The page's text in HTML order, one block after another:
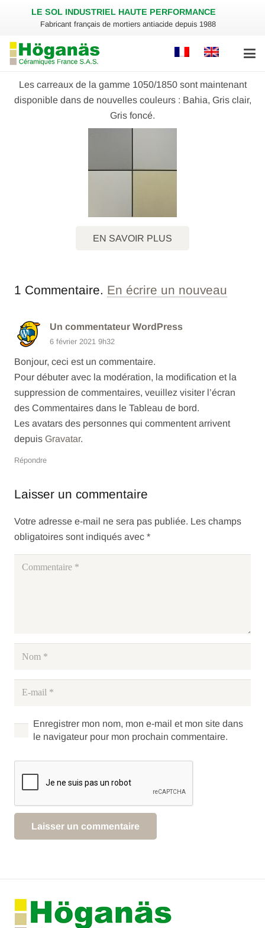
LE SOL INDUSTRIEL HAUTE PERFORMANCE
Fabricant français de mortiers antiacide depuis 1988
Les carreaux de la gamme 1050/1850 sont maintenant
disponible dans de nouvelles couleurs : Bahia, Gris clair,
Gris foncé.
EN SAVOIR PLUS
1 Commentaire. En écrire un nouveau
Un commentateur WordPress
6 février 2021 9h32
Bonjour, ceci est un commentaire.
Pour débuter avec la modération, la modification et la
suppression de commentaires, veuillez visiter l’écran
des Commentaires dans le Tableau de bord.
Les avatars des personnes qui commentent arrivent
depuis Gravatar.
Répondre
Laisser un commentaire
Votre adresse e-mail ne sera pas publiée. Les champs
obligatoires sont indiqués avec *
Enregistrer mon nom, mon e-mail et mon site dans
le navigateur pour mon prochain commentaire.
Laisser un commentaire